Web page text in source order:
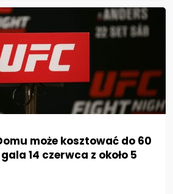
może kosztować do 60
14 czerwca z około 5